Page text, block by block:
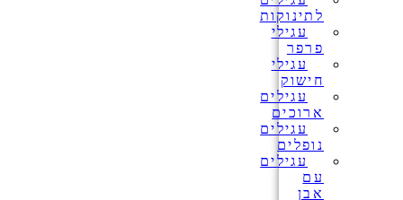
לתינוקות
עגילי
פרפר
עגילי
חישוק
עגילים
ארוכים
עגילים
נופלים
עגילים
עם
אבן